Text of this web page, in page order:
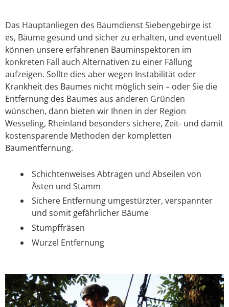
Das Hauptanliegen des Baumdienst Siebengebirge ist
es, Bäume gesund und sicher zu erhalten, und eventuell
können unsere erfahrenen Bauminspektoren im
konkreten Fall auch Alternativen zu einer Fällung
aufzeigen. Sollte dies aber wegen Instabilität oder
Krankheit des Baumes nicht möglich sein – oder Sie die
Entfernung des Baumes aus anderen Gründen
wünschen, dann bieten wir Ihnen in der Region
Wesseling, Rheinland besonders sichere, Zeit- und damit
kostensparende Methoden der kompletten
Baumentfernung.
Schichtenweises Abtragen und Abseilen von
Ästen und Stamm
Sichere Entfernung umgestürzter, verspannter
und somit gefährlicher Bäume
Stumpffräsen
Wurzel Entfernung